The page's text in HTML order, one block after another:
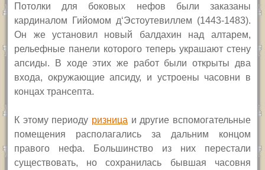
Потолки для боковых нефов были заказаны
кардиналом Гийомом д‘Эстоутевиллем (1443-1483).
Он же установил новый балдахин над алтарем,
рельефные панели которого теперь украшают стену
апсиды. В ходе этих же работ были открыты два
входа, окружающие апсиду, и устроены часовни в
концах трансепта.
К этому периоду ризница и другие вспомогательные
помещения располагались за дальним концом
правого нефа. Большинство из них перестали
существовать, но сохранилась бывшая часовня